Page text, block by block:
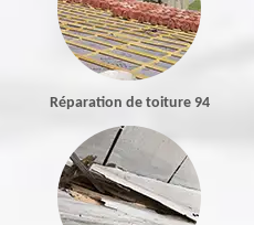
Réparation de toiture 94